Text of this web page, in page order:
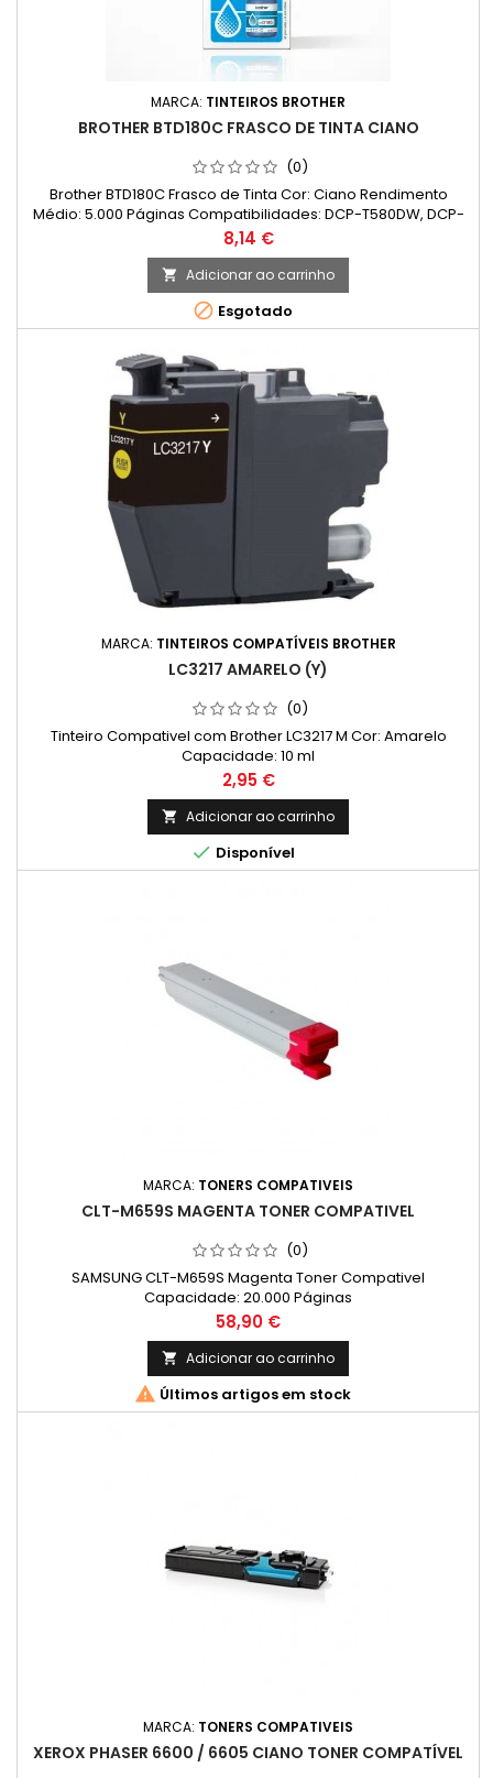
MARCA: TINTEIROS BROTHER
BROTHER BTD180C FRASCO DE TINTA CIANO
(0)
Brother BTD180C Frasco de Tinta Cor: Ciano Rendimento
Médio: 5.000 Páginas Compatibilidades: DCP-T580DW, DCP-
T583DW, DCP-T780DW
Preço
8,14 €
 Adicionar ao carrinho
 Esgotado
MARCA: TINTEIROS COMPATÍVEIS BROTHER
LC3217 AMARELO (Y)
(0)
Tinteiro Compativel com Brother LC3217 M Cor: Amarelo
Capacidade: 10 ml
Preço
2,95 €
 Adicionar ao carrinho
 Disponível
MARCA: TONERS COMPATIVEIS
CLT-M659S MAGENTA TONER COMPATIVEL
(0)
SAMSUNG CLT-M659S Magenta Toner Compativel
Capacidade: 20.000 Páginas
Preço
58,90 €
 Adicionar ao carrinho
 Últimos artigos em stock
MARCA: TONERS COMPATIVEIS
XEROX PHASER 6600 / 6605 CIANO TONER COMPATÍVEL